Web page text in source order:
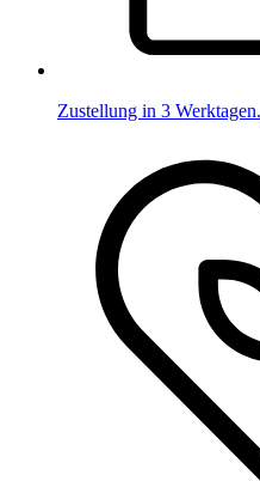
Zustellung in 3 Werktagen.